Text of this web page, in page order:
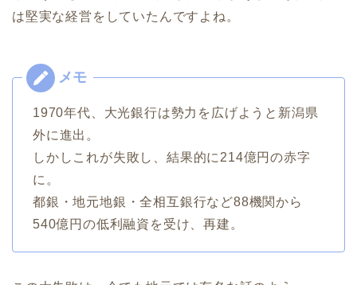
は堅実な経営をしていたんですよね。
1970年代、大光銀行は勢力を広げようと新潟県
外に進出。
しかしこれが失敗し、結果的に214億円の赤字
に。
都銀・地元地銀・全相互銀行など88機関から
540億円の低利融資を受け、再建。